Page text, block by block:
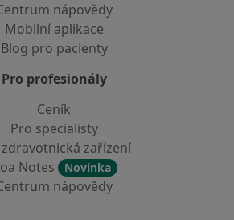
nápovědy
Mobilní aplikace
Blog pro pacienty
Pro profesionály
Ceník
Pro specialisty
zařízení
Notes
Novinka
nápovědy